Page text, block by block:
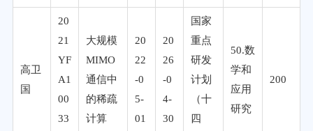
高卫
国
20
21
YF
A1
00
33
大规模
MIMO
通信中
的稀疏
计算
20
22
-0
5-
01
20
26
-0
4-
30
国家
重点
研发
计划
（十
四
50.数
学和
应用
研究
200